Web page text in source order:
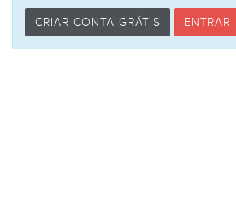
CRIAR CONTA GRÁTIS ENTRAR